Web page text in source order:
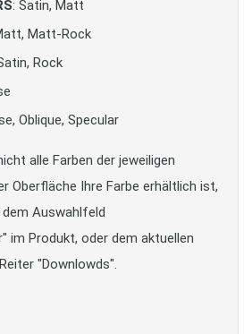
: Satin, Matt
Matt-Rock
Rock
Oblique, Specular
alle Farben der jeweiligen
Oberfläche Ihre Farbe erhältlich ist,
Auswahlfeld
im Produkt, oder dem aktuellen
"Downlowds".